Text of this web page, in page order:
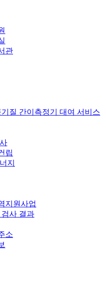
관
질 간이측정기 대여 서비스
립
지
지원사업
사 결과
소